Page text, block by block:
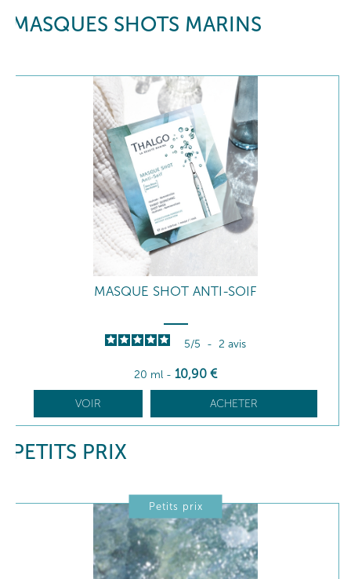
MASQUES SHOTS MARINS
MASQUE SHOT ANTI-SOIF
5/5 - 2 avis
20 ml - 10,90 €
VOIR ACHETER
PETITS PRIX
Petits prix